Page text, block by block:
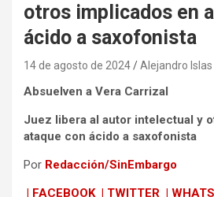
otros implicados en
ácido a saxofonista
14 de agosto de 2024 Alejandro Islas
Absuelven a Vera Carrizal
Juez libera al autor intelectual y
ataque con ácido a saxofonista
Por Redacción/SinEmbargo
| FACEBOOK | TWITTER |